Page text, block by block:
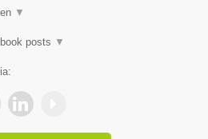
▼
posts ▼